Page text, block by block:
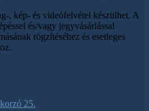
, kép- és videófelvétel készülhet. A
és/vagy jegyvásárlással
rögzítéséhez és esetleges
25.